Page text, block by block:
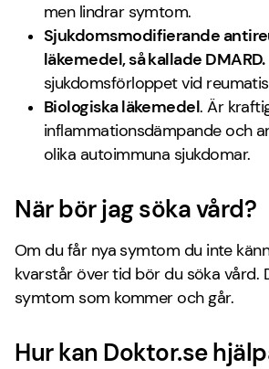
men lindrar symtom.
Sjukdomsmodifierande
läkemedel, så kallade DMARD.
sjukdomsförloppet vid
Biologiska läkemedel. Är
inflammationsdämpande och
olika autoimmuna sjukdomar.
När bör jag söka vård?
Om du får nya symtom du inte
kvarstår över tid bör du söka vård.
symtom som kommer och går.
Hur kan Doktor.se